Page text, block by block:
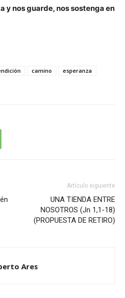
y nos guarde, nos sostenga en
camino
esperanza
Artículo siguiente
UNA TIENDA ENTRE
NOSOTROS (Jn 1,1-18)
(PROPUESTA DE RETIRO)
Ares